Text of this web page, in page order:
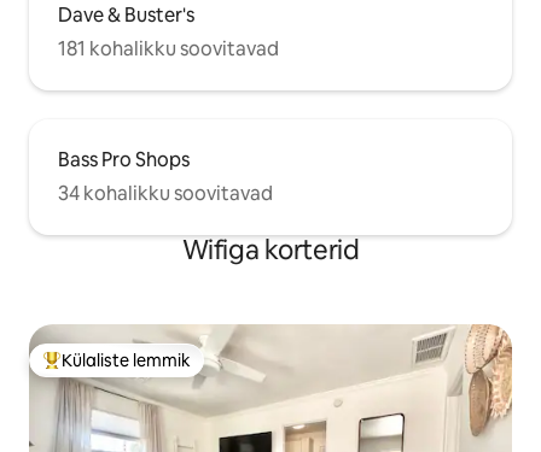
Dave & Buster's
181 kohalikku soovitavad
Bass Pro Shops
34 kohalikku soovitavad
Wifiga korterid
Külaliste suur lemmik
Külaliste lemmik